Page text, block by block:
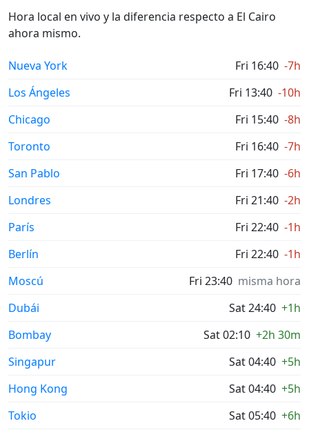
Hora local en vivo y la diferencia respecto a El Cairo
ahora mismo.
Nueva York Fri 16:40 -7h
Los Ángeles
Fri 13:40 -10h
Chicago
Fri 15:40 -8h
Toronto
Fri 16:40 -7h
San Pablo
Fri 17:40 -6h
Londres
Fri 21:40 -2h
París
Fri 22:40 -1h
Berlín
Fri 22:40 -1h
Moscú
Fri 23:40 misma hora
Dubái
Sat 24:40 +1h
Bombay
Sat 02:10 +2h 30m
Singapur
Sat 04:40 +5h
Hong Kong
Sat 04:40 +5h
Tokio
Sat 05:40 +6h